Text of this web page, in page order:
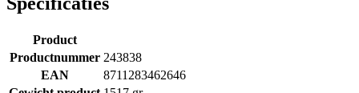
Product
Productnummer 243838
EAN
8711283462646